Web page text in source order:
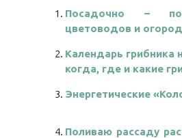
Посадочно –
цветоводов и
Календарь грибника
когда, где и какие
Энергетические
Поливаю рассаду